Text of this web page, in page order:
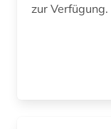
zur Verfügung.